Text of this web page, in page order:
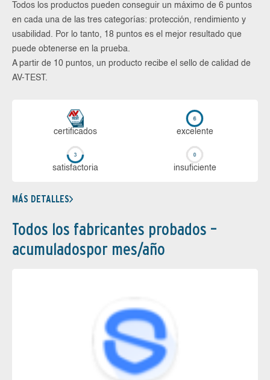
Todos los productos pueden conseguir un máximo de 6 puntos
en cada una de las tres categorías: protección, rendimiento y
usabilidad. Por lo tanto, 18 puntos es el mejor resultado que
puede obtenerse en la prueba.
A partir de 10 puntos, un producto recibe el sello de calidad de
AV-TEST.
certi­ficados ex­ce­len­te
sa­tis­fac­to­ria in­su­fi­cien­te
MÁS DETALLES
Todos los fabricantes probados –
acumuladospor mes/año